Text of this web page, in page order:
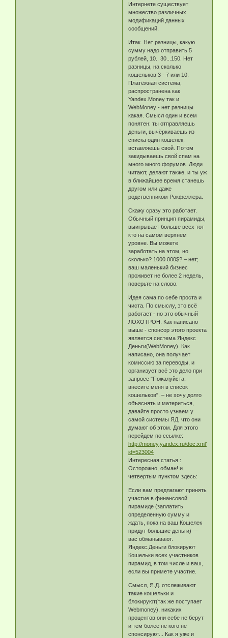
Интернете существует
множество различных
модификаций данных
сообщений.
Итак. Нет разницы, какую
сумму надо отправить 5
рублей, 10.. 30...150. Нет
разницы, на сколько
кошельков 3 - 7 или 10.
Платёжная система,
распространена как
Yandex.Money так и
WebMoney - нет разницы
какая. Смысл один и всем
понятен: ты отправляешь
деньги, вычёркиваешь из
списка один кошелек,
вставляешь свой. Потом
закидываешь свой спам на
много много форумов. Люди
читают, делают также, и ты уж
в ближайшее время станешь
другом или даже
родственником Рокфеллера.
Скажу сразу это работает.
Обычный принцип пирамиды,
выигрывает больше всех тот
кто на самом верхнем
уровне. Вы можете
заработать на этом, но
сколько? 1000 000$? – нет;
ваш маленький бизнес
проживет не более 2 недель,
поверьте на слово.
Идея сама по себе проста и
чиста. По смыслу, это всё
работает - но это обычный
ЛОХОТРОН. Как написано
выше - спонсор этого проекта
является система Яндекс
Деньги(WebMoney). Как
написано, она получает
комиссию за переводы, и
организует всё это дело при
запросе "Пожалуйста,
внесите меня в список
кошельков". – не хочу долго
объяснять и материться,
давайте просто узнаем у
самой системы ЯД, что они
думают об этом. Для этого
перейдем по ссылке:
http://money.yandex.ru/doc.xml?
id=523004
Интересная статья :
Осторожно, обман! и
четвертым пунктом здесь:
Если вам предлагают принять
участие в финансовой
пирамиде (заплатить
определенную сумму и
ждать, пока на ваш Кошелек
придут большие деньги) —
вас обманывают.
Яндекс.Деньги блокируют
Кошельки всех участников
пирамид, в том числе и ваш,
если вы примете участие.
Смысл, Я.Д. отслеживают
такие кошельки и
блокируют(так же поступает
Webmoney), никаких
процентов они себе не берут
и тем более не кого не
спонсируют... Как я уже и